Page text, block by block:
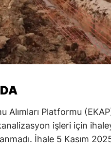
Alımları Platformu
işleri için
İhale 5 Kasım